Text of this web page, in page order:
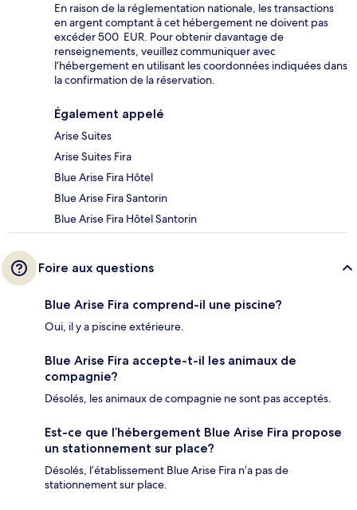
En raison de la réglementation nationale, les transactions
en argent comptant à cet hébergement ne doivent pas
excéder 500 EUR. Pour obtenir davantage de
renseignements, veuillez communiquer avec
l’hébergement en utilisant les coordonnées indiquées dans
la confirmation de la réservation.
Également appelé
Arise Suites
Arise Suites Fira
Blue Arise Fira Hôtel
Blue Arise Fira Santorin
Blue Arise Fira Hôtel Santorin
Foire aux questions
Blue Arise Fira comprend-il une piscine?
Oui, il y a piscine extérieure.
Blue Arise Fira accepte-t-il les animaux de
compagnie?
Désolés, les animaux de compagnie ne sont pas acceptés.
Est-ce que l’hébergement Blue Arise Fira propose
un stationnement sur place?
Désolés, l’établissement Blue Arise Fira n’a pas de
stationnement sur place.